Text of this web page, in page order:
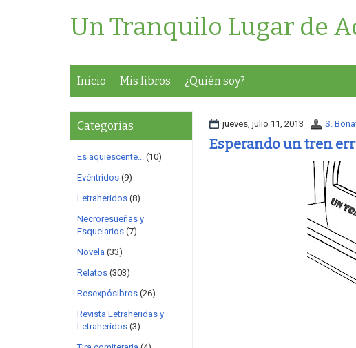
Un Tranquilo Lugar de
Inicio Mis libros ¿Quién soy?
jueves, julio 11, 2013 S.
Esperando un tren
Categorias
Es aquiescente... (10)
Evéntridos (9)
Letraheridos (8)
Necroresueñas y
Esquelarios (7)
Novela (33)
Relatos (303)
Resexpósibros (26)
Revista Letraheridas y
Letraheridos (3)